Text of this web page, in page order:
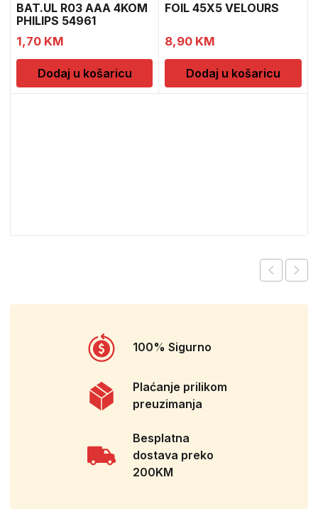
BAT.UL R03 AAA 4KOM
PHILIPS 54961
1,70 KM
Dodaj u košaricu
FOIL 45X5 VELOURS
8,90 KM
Dodaj u košaricu
100% Sigurno
Plaćanje prilikom
preuzimanja
Besplatna
dostava preko
200KM